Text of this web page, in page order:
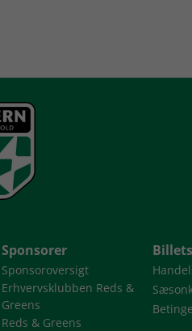
Sponsorer
Sponsoroversigt
Erhvervsklubben Reds &
Greens
Reds & Greens